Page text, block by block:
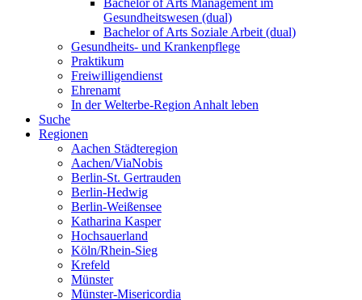
Bachelor of Arts Management im
Gesundheitswesen (dual)
Bachelor of Arts Soziale Arbeit (dual)
Gesundheits- und Krankenpflege
Praktikum
Freiwilligendienst
Ehrenamt
In der Welterbe-Region Anhalt leben
Suche
Regionen
Aachen Städteregion
Aachen/ViaNobis
Berlin-St. Gertrauden
Berlin-Hedwig
Berlin-Weißensee
Katharina Kasper
Hochsauerland
Köln/Rhein-Sieg
Krefeld
Münster
Münster-Misericordia